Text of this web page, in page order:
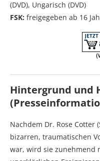
(DVD), Ungarisch (DVD)
FSK: freigegeben ab 16
Hintergrund und
Nachdem Dr. Rose Cotter
bizarren, traumatischen
war, wird sie zunehmend